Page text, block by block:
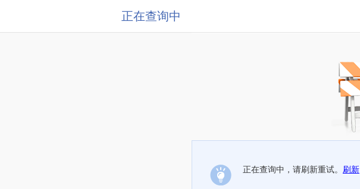
正在查询中
正在查询中，请刷新重试。 刷新